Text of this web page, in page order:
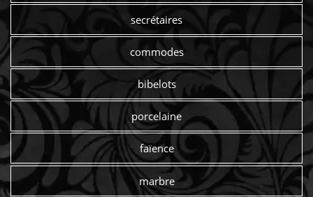
secrétaires
commodes
bibelots
porcelaine
faïence
marbre